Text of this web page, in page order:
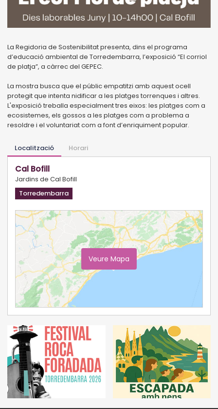
La Regidoria de Sostenibilitat presenta, dins el programa
d’educació ambiental de Torredembarra, l’exposició “El corriol
de platja”, a càrrec del GEPEC.
La mostra busca que el públic empatitzi amb aquest ocell
protegit que intenta nidificar a les platges torrenques i altres.
L'exposició treballa especialment tres eixos: les platges com a
ecosistemes, els gossos a les platges com a problema a
resoldre i el voluntariat com a font d’enriquiment popular.
Localització Horari
Cal Bofill
Jardins de Cal Bofill
Torredembarra
Veure Mapa